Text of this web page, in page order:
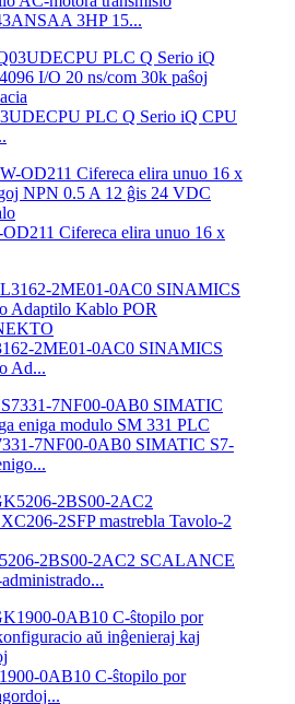
3HP 15...
PLC Q Serio iQ CPU
Cifereca elira unuo 16 x
2ME01-0AC0 SINAMICS
Ad...
7NF00-0AB0 SIMATIC S7-
2BS00-2AC2 SCALANCE
0AB10 C-ŝtopilo por